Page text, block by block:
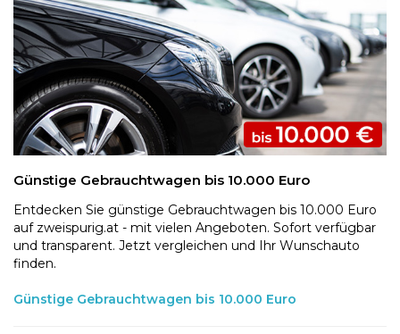
Günstige Gebrauchtwagen bis 10.000 Euro
Entdecken Sie günstige Gebrauchtwagen bis 10.000 Euro
auf zweispurig.at - mit vielen Angeboten. Sofort verfügbar
und transparent. Jetzt vergleichen und Ihr Wunschauto
finden.
Günstige Gebrauchtwagen bis 10.000 Euro